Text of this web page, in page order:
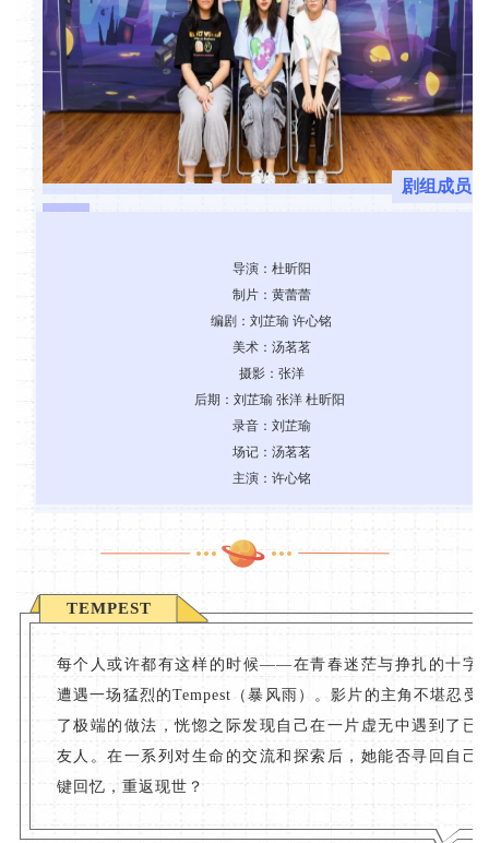
剧组成员
导演：杜昕阳
制片：黄蕾蕾
编剧：刘芷瑜 许心铭
美术：汤茗茗
摄影：张洋
后期：刘芷瑜 张洋 杜昕阳
录音：刘芷瑜
场记：汤茗茗
主演：许心铭
TEMPEST
每个人或许都有这样的时候——在青春迷茫与挣扎的十字
遭遇一场猛烈的Tempest（暴风雨）。影片的主角不堪忍受
了极端的做法，恍惚之际发现自己在一片虚无中遇到了已
友人。在一系列对生命的交流和探索后，她能否寻回自己
键回忆，重返现世？